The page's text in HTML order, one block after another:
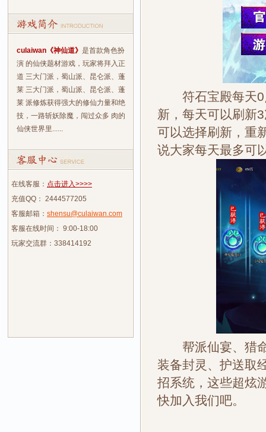
culaiwan《神仙道》 是首款角色扮
演 的仙侠题材游戏，玩家将拜入正
道 三大门派，蜀山派、昆仑派、蓬
莱 三大门派，蜀山派、昆仑派、蓬
莱 派修炼获得强大的修仙力量和绝
技，一路斩妖除魔，闯过众多 肉的
仙侠世界里......
在线客服： 点击进入>>>>
充值QQ： 2444577205
客服邮箱： shensu@culaiwan.com
客服在线时间： 9:00-18:00
玩家交流群：338414192
符石宝殿每天0
新，每天可以刷新
可以选择刷新，重
说大家每天最多可
帮派仙宴、猎命
装备封灵、护送取
招系统，这些超炫
快加入我们吧。